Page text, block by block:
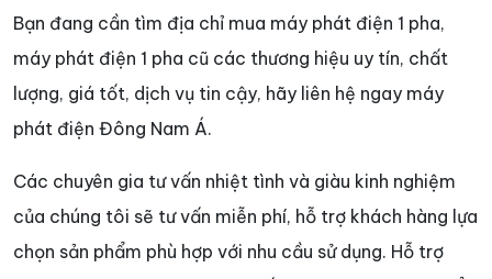
Bạn đang cần tìm địa chỉ mua máy phát điện 1 pha,
máy phát điện 1 pha cũ các thương hiệu uy tín, chất
lượng, giá tốt, dịch vụ tin cậy, hãy liên hệ ngay máy
phát điện Đông Nam Á.
Các chuyên gia tư vấn nhiệt tình và giàu kinh nghiệm
của chúng tôi sẽ tư vấn miễn phí, hỗ trợ khách hàng lựa
chọn sản phẩm phù hợp với nhu cầu sử dụng. Hỗ trợ